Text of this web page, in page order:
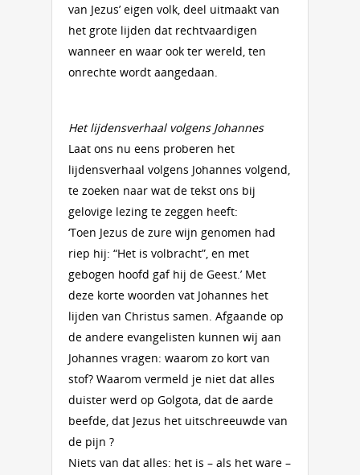
van Jezus’ eigen volk, deel uitmaakt van
het grote lijden dat rechtvaardigen
wanneer en waar ook ter wereld, ten
onrechte wordt aangedaan.
Het lijdensverhaal volgens Johannes
Laat ons nu eens proberen het
lijdensverhaal volgens Johannes volgend,
te zoeken naar wat de tekst ons bij
gelovige lezing te zeggen heeft:
‘Toen Jezus de zure wijn genomen had
riep hij: “Het is volbracht”, en met
gebogen hoofd gaf hij de Geest.’ Met
deze korte woorden vat Johannes het
lijden van Christus samen. Afgaande op
de andere evangelisten kunnen wij aan
Johannes vragen: waarom zo kort van
stof? Waarom vermeld je niet dat alles
duister werd op Golgota, dat de aarde
beefde, dat Jezus het uitschreeuwde van
de pijn ?
Niets van dat alles: het is – als het ware –